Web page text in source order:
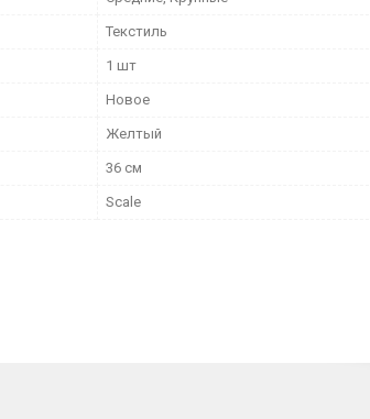
Текстиль
1 шт
Новое
Желтый
36 см
Scale